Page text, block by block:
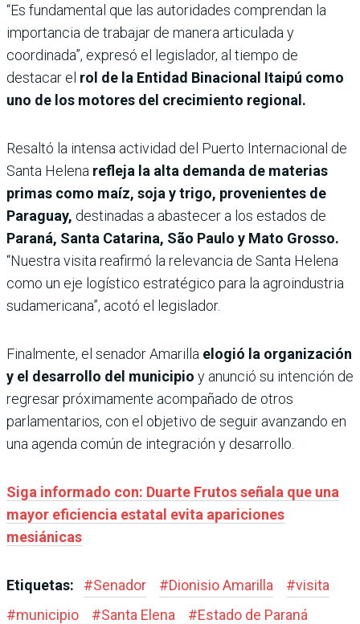
“Es fundamental que las autoridades comprendan la
importancia de trabajar de manera articulada y
coordinada”, expresó el legislador, al tiempo de
destacar el rol de la Entidad Binacional Itaipú como
uno de los motores del crecimiento regional.
Resaltó la intensa actividad del Puerto Internacional de
Santa Helena refleja la alta demanda de materias
primas como maíz, soja y trigo, provenientes de
Paraguay, destinadas a abastecer a los estados de
Paraná, Santa Catarina, São Paulo y Mato Grosso.
“Nuestra visita reafirmó la relevancia de Santa Helena
como un eje logístico estratégico para la agroindustria
sudamericana”, acotó el legislador.
Finalmente, el senador Amarilla elogió la organización
y el desarrollo del municipio y anunció su intención de
regresar próximamente acompañado de otros
parlamentarios, con el objetivo de seguir avanzando en
una agenda común de integración y desarrollo.
Siga informado con: Duarte Frutos señala que una
mayor eficiencia estatal evita apariciones
mesiánicas
Etiquetas: #Senador #Dionisio Amarilla #visita
#municipio #Santa Elena #Estado de Paraná